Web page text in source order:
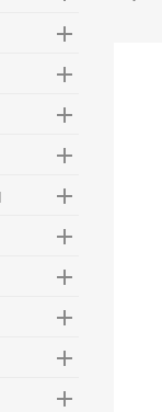









